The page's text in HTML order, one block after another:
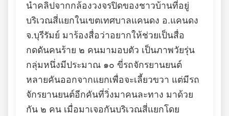
นำคลิปจากกล้องวงจรปิดของชาวบ้านที่อยู่
บริเวณสี่แยกในเขตเทศบาลแคนดง อ.แคนดง
จ.บุรีรัมย์ มาร้องสื่อว่าอยากให้ช่วยเป็นสื่อ
กดดันคนร้าย ๒ คนมามอบตัว เป็นภาพวัยรุ่น
กลุ่มหนึ่งมีประมาณ ๑๐ ขี่รถจักรยานยนต์
หลายคันออกจากแยกเพื่อจะเลี้ยวขวา แต่มีรถ
จักรยานยนต์อีกคันที่วิ่งมาคนละทาง มาด้วย
กัน ๒ คน เมื่อมาเจอกันบริเวณสี่แยกโดย